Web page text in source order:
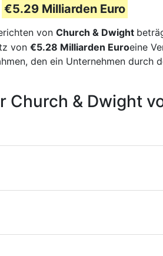
€5.29 Milliarden Euro
von Church & Dwight
von €5.28 Milliarden Euroeine
den ein Unternehmen
Church & Dwight